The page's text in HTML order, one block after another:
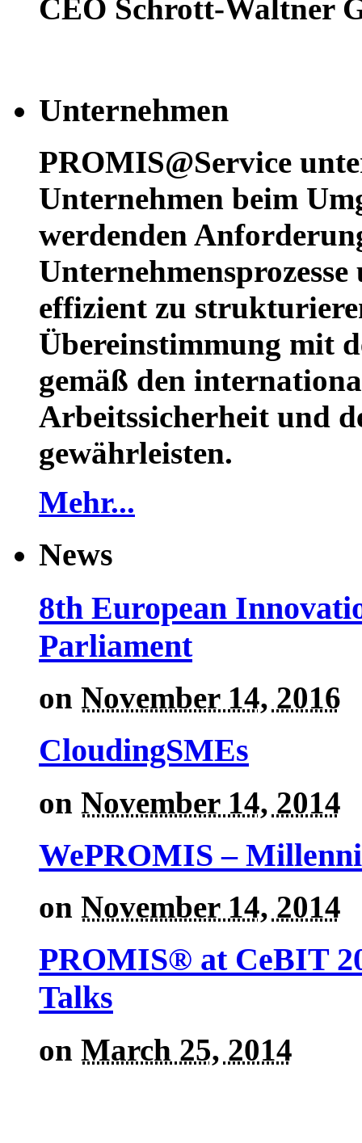
CEO Schrott-Waltner
Unternehmen
PROMIS@Service
Unternehmen beim
werdenden
effizient zu
Übereinstimmung mit
gemäß den
Arbeitssicherheit und
gewährleisten.
Mehr...
News
8th European
Parliament
on November 14, 2016
CloudingSMEs
on November 14, 2014
WePROMIS –
on November 14, 2014
PROMIS® at CeBIT
Talks
on March 25, 2014